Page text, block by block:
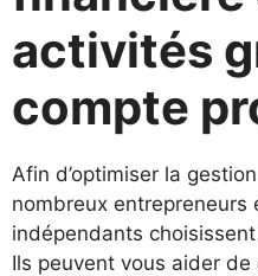
activités
compte
Afin d’optimiser la
nombreux entrepreneurs
indépendants
Ils peuvent vous aider